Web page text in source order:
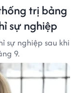
trị bảng
sự nghiệp
sự nghiệp sau khi
9.